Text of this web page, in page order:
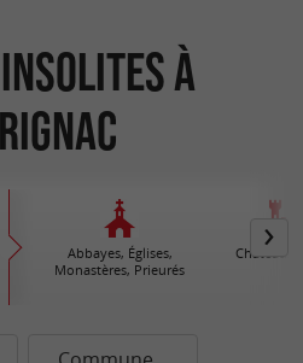
à
Abbayes, Églises,
Monastères, Prieurés
Châteaux